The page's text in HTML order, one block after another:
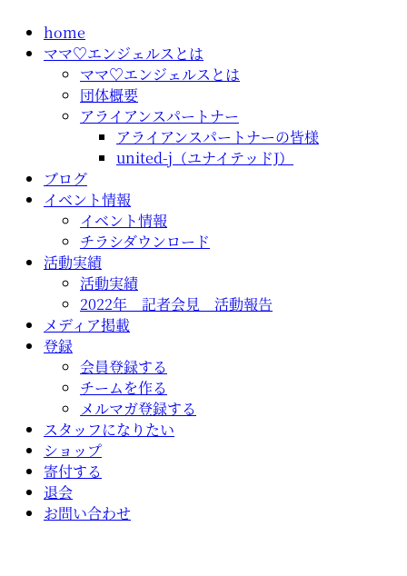
home
ママ♡エンジェルスとは
ママ♡エンジェルスとは
団体概要
アライアンスパートナー
アライアンスパートナーの皆様
united-j（ユナイテッドJ）
ブログ
イベント情報
イベント情報
チラシダウンロード
活動実績
活動実績
2022年 記者会見 活動報告
メディア掲載
登録
会員登録する
チームを作る
メルマガ登録する
スタッフになりたい
ショップ
寄付する
退会
お問い合わせ